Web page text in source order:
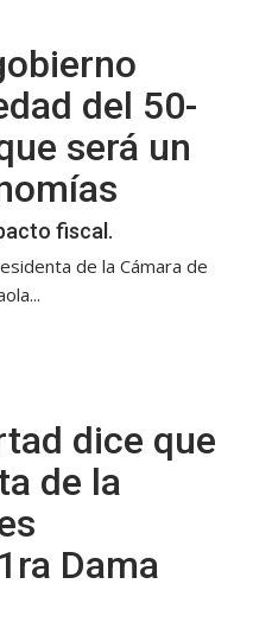
del 50-
será un
fiscal.
de la Cámara de
dice que
de la
Dama